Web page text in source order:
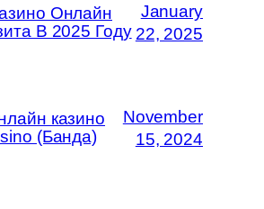
Онлайн
В 2025 Году
January
22, 2025
казино
(Банда)
November
15, 2024